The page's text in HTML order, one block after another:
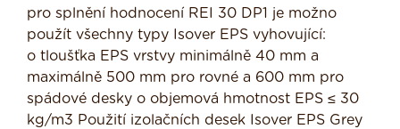
pro splnění hodnocení REI 30 DP1 je možno
použít všechny typy Isover EPS vyhovující:
o tloušťka EPS vrstvy minimálně 40 mm a
maximálně 500 mm pro rovné a 600 mm pro
spádové desky o objemová hmotnost EPS ≤ 30
kg/m3 Použití izolačních desek Isover EPS Grey